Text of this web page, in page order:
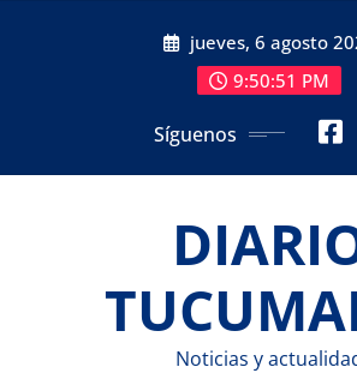
jueves, 6 agosto
9:50:51 PM
Síguenos
Noticias y